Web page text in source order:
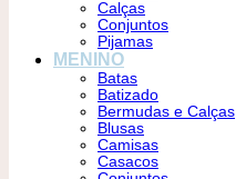
Calças
Conjuntos
Pijamas
MENINO
Batas
Batizado
Bermudas e Calças
Blusas
Camisas
Casacos